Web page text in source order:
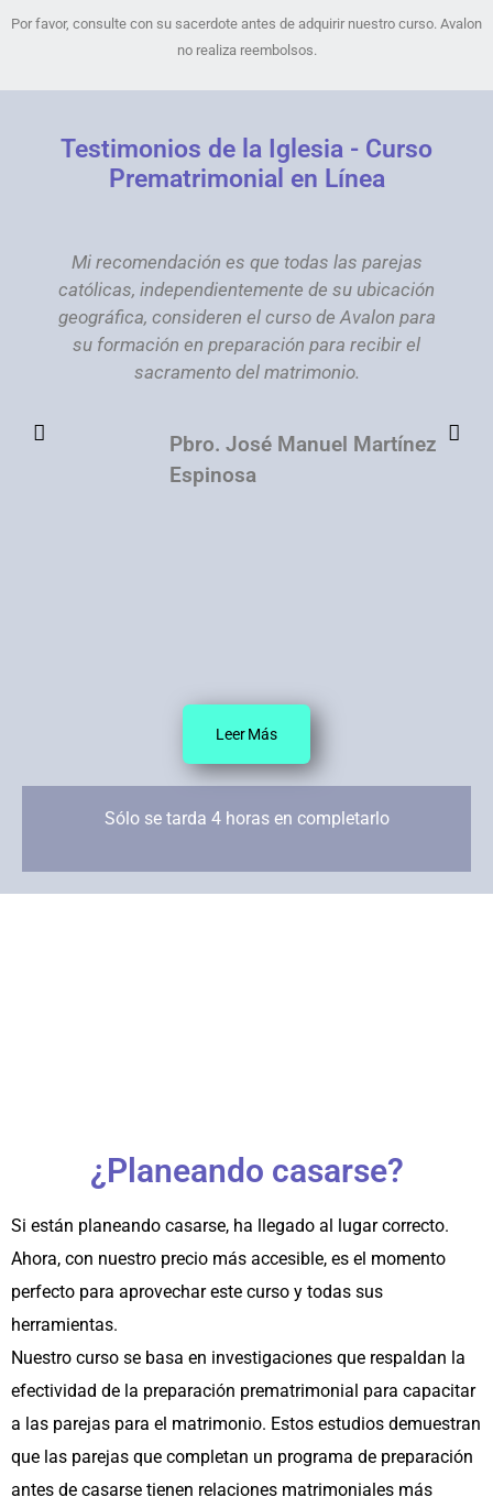
Por favor, consulte con su sacerdote antes de adquirir nuestro curso. Avalon
no realiza reembolsos.
Testimonios de la Iglesia - Curso
Prematrimonial en Línea
Mi recomendación es que todas las parejas
católicas, independientemente de su ubicación
geográfica, consideren el curso de Avalon para
su formación en preparación para recibir el
sacramento del matrimonio.
Pbro. José Manuel Martínez
Espinosa
Leer Más
Sólo se tarda 4 horas en completarlo
¿Planeando casarse?
Si están planeando casarse, ha llegado al lugar correcto.
Ahora, con nuestro precio más accesible, es el momento
perfecto para aprovechar este curso y todas sus
herramientas.
Nuestro curso se basa en investigaciones que respaldan la
efectividad de la preparación prematrimonial para capacitar
a las parejas para el matrimonio. Estos estudios demuestran
que las parejas que completan un programa de preparación
antes de casarse tienen relaciones matrimoniales más